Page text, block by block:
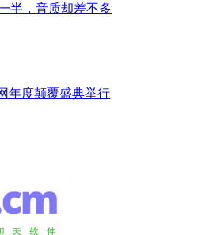
半，音质却差不多
年度颠覆盛典举行